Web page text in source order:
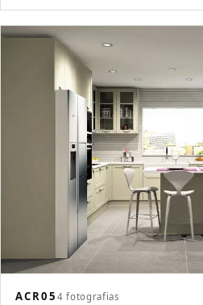
ACR05 4 fotografias